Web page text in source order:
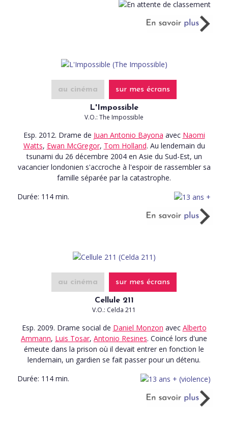
au cinéma sur mes écrans
L'Impossible
V.O.: The Impossible
Esp. 2012. Drame de Juan Antonio Bayona avec Naomi
Watts, Ewan McGregor, Tom Holland. Au lendemain du
tsunami du 26 décembre 2004 en Asie du Sud-Est, un
vacancier londonien s'accroche à l'espoir de rassembler sa
famille séparée par la catastrophe.
Durée: 114 min.
au cinéma sur mes écrans
Cellule 211
V.O.: Celda 211
Esp. 2009. Drame social de Daniel Monzon avec Alberto
Ammann, Luis Tosar, Antonio Resines. Coincé lors d'une
émeute dans la prison où il devait entrer en fonction le
lendemain, un gardien se fait passer pour un détenu.
Durée: 114 min.